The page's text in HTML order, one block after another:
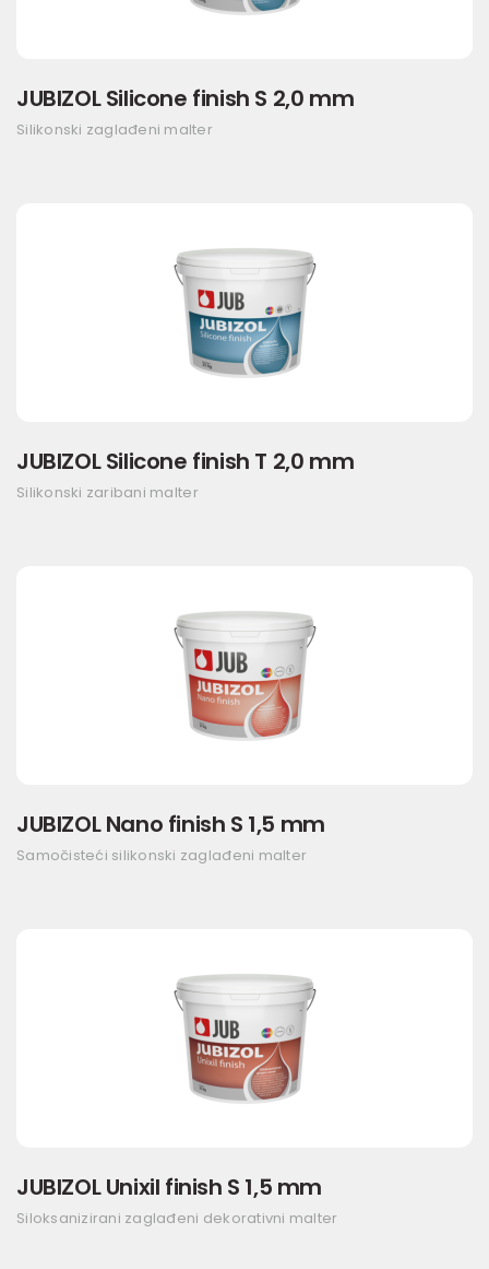
JUBIZOL Silicone finish S 2,0 mm
Silikonski zaglađeni malter
JUBIZOL Silicone finish T 2,0 mm
Silikonski zaribani malter
JUBIZOL Nano finish S 1,5 mm
Samočisteći silikonski zaglađeni malter
JUBIZOL Unixil finish S 1,5 mm
Siloksanizirani zaglađeni dekorativni malter